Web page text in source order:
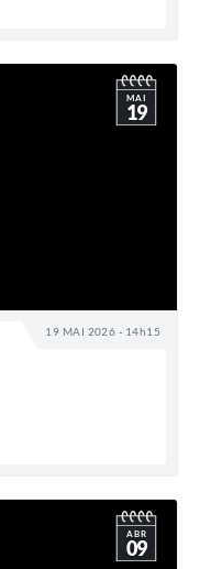
19 MAI 2026 - 14h15
MAI
19
ABR
09